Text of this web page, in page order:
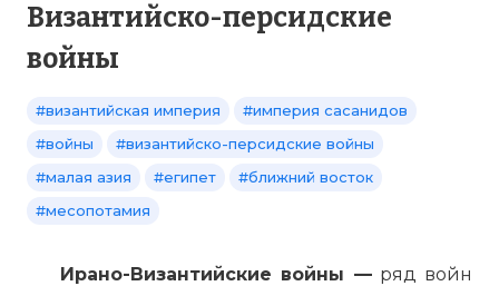
Византийско-персидские
войны
#византийская империя
#империя сасанидов
#войны
#византийско-персидские войны
#малая азия
#египет
#ближний восток
#месопотамия
Ирано-Византийские войны —ряд войн